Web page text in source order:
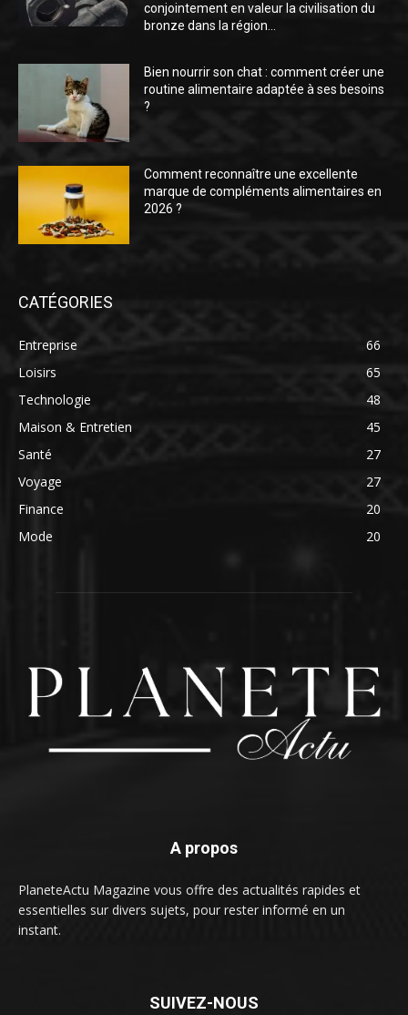
conjointement en valeur la civilisation du
bronze dans la région...
Bien nourrir son chat : comment créer une
routine alimentaire adaptée à ses besoins
?
Comment reconnaître une excellente
marque de compléments alimentaires en
2026 ?
CATÉGORIES
Entreprise
66
Loisirs
65
Technologie
48
Maison & Entretien
45
Santé
27
Voyage
27
Finance
20
Mode
20
A propos
PlaneteActu Magazine vous offre des actualités rapides et
essentielles sur divers sujets, pour rester informé en un
instant.
SUIVEZ-NOUS